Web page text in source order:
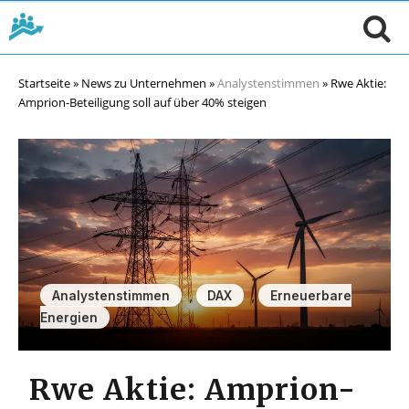
Startseite» News zu Unternehmen »Analystenstimmen » Rwe Aktie:
Amprion-Beteiligung soll auf über 40% steigen
Analystenstimmen , DAX ,
Erneuerbare
Energien
Rwe Aktie: Amprion-